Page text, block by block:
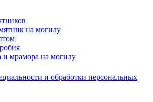
на могилу
и мрамора на могилу
и обработки персональных